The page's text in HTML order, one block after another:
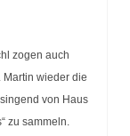
zogen auch
Martin wieder die
von Haus
zu sammeln.